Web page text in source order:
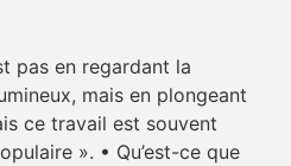
pas en regardant la
mais en plongeant
ce travail est souvent
». • Qu’est-ce que